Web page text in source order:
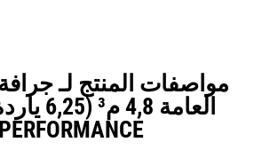
مواصفات المنتج لـ
PERFORMANCE